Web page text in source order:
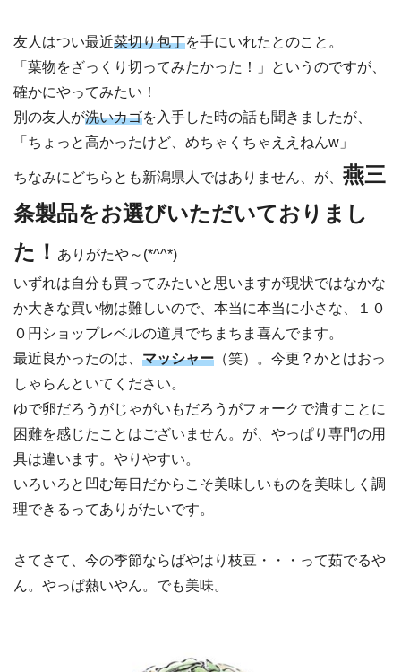
友人はつい最近菜切り包丁を手にいれたとのこと。
「葉物をざっくり切ってみたかった！」というのですが、
確かにやってみたい！
別の友人が洗いカゴを入手した時の話も聞きましたが、
「ちょっと高かったけど、めちゃくちゃええねんw」
ちなみにどちらとも新潟県人ではありません、が、 燕三
条製品をお選びいただいておりまし
た！ ありがたや～(*^^*)
いずれは自分も買ってみたいと思いますが現状ではなかな
か大きな買い物は難しいので、本当に本当に小さな、１０
０円ショップレベルの道具でちまちま喜んでます。
最近良かったのは、 マッシャー （笑）。今更？かとはおっ
しゃらんといてください。
ゆで卵だろうがじゃがいもだろうがフォークで潰すことに
困難を感じたことはございません。が、やっぱり専門の用
具は違います。やりやすい。
いろいろと凹む毎日だからこそ美味しいものを美味しく調
理できるってありがたいです。
さてさて、今の季節ならばやはり枝豆・・・って茹でるや
ん。やっぱ熱いやん。でも美味。